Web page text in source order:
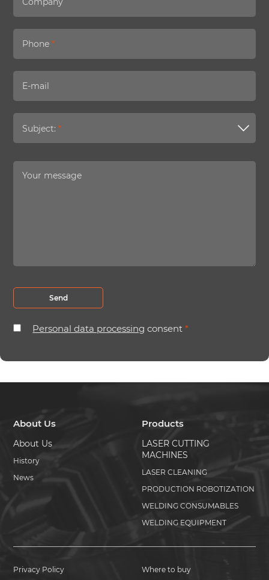
Phone*
E-mail
Subject:*
Your message
Send
Personal data processing consent*
About Us
About Us
History
News
Products
LASER CUTTING
MACHINES
LASER CLEANING
PRODUCTION ROBOTIZATION
WELDING CONSUMABLES
WELDING EQUIPMENT
Privacy Policy Where to buy